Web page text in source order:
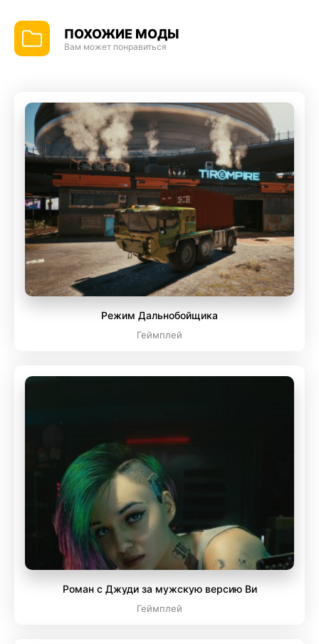
ПОХОЖИЕ МОДЫ
Вам может понравиться
Режим Дальнобойщика
Геймплей
Роман с Джуди за мужскую версию Ви
Геймплей